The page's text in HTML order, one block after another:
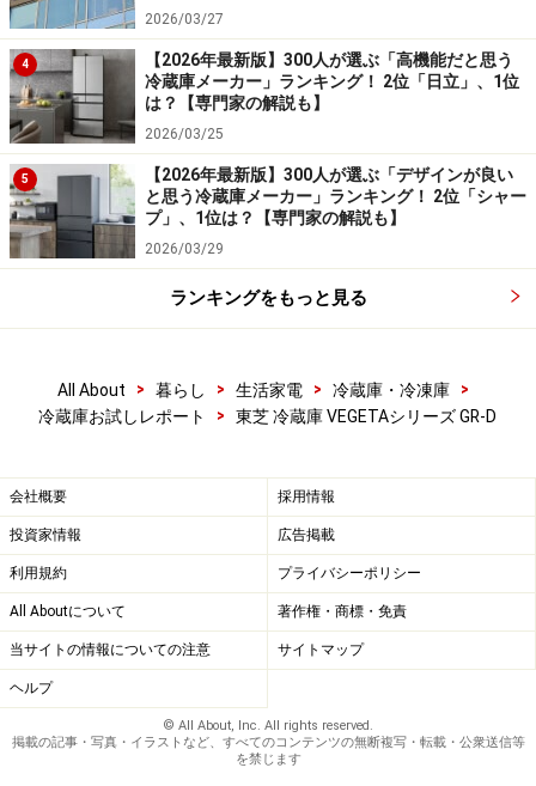
2026/03/27
4
【2026年最新版】300人が選ぶ「高機能だと思う
冷蔵庫メーカー」ランキング！ 2位「日立」、1位
は？【専門家の解説も】
2026/03/25
5
【2026年最新版】300人が選ぶ「デザインが良い
と思う冷蔵庫メーカー」ランキング！ 2位「シャー
プ」、1位は？【専門家の解説も】
2026/03/29
ランキングをもっと見る
All About > 暮らし > 生活家電 > 冷蔵庫・冷凍庫
>
冷蔵庫お試しレポート
> 東芝 冷蔵庫 VEGETAシリーズ GR-D
会社概要 採用情報
投資家情報 広告掲載
利用規約 プライバシーポリシー
All Aboutについて 著作権・商標・免責
当サイトの情報についての注意 サイトマップ
ヘルプ
© All About, Inc. All rights reserved.
掲載の記事・写真・イラストなど、すべてのコンテンツの無断複写・転載・公衆送信等
を禁じます